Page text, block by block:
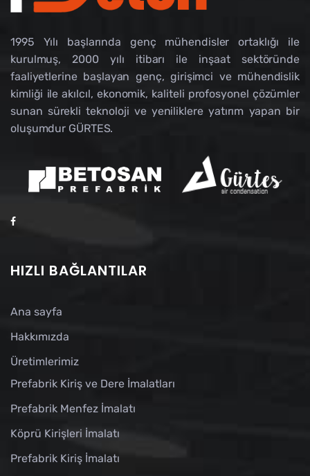
1995 Yılı başlarında genç mühendisler ortaklığı ile
kurulmuş, 2000 yılı itibarı ile inşaat sektöründe
faaliyetlerine başlayan genç, girişimci ve mühendislik
kimliği ile akılcıl, ekonomik, kaliteli profosyonel çözümler
sunan sürekli teknoloji ve yeniliklere yatırım yapan bir
oluşumdur GÜRTES.
HIZLI BAĞLANTILAR
Ana sayfa
Hakkımızda
Üretimlerimiz
Prefabrik Kiriş ve Dere İmalatları
Prefabrik Menfez İmalatı
Köprü Kirişleri İmalatı
Prefabrik Kiriş İmalatı